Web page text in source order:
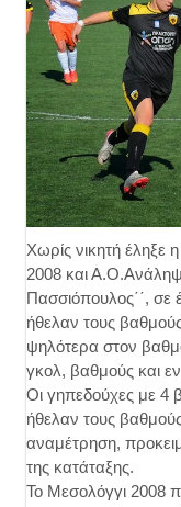
Χωρίς νικητή
2008 και
Πασσιόπουλος΄΄, σε
ήθελαν τους
ψηλότερα στον
γκολ, βαθμούς και
Οι γηπεδούχες με 4
ήθελαν τους
αναμέτρηση,
της κατάταξης.
Το Μεσολόγγι 2008